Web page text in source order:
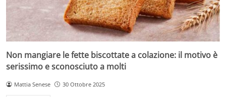
Non mangiare le fette biscottate a colazione: il motivo è
serissimo e sconosciuto a molti
Mattia Senese 30 Ottobre 2025